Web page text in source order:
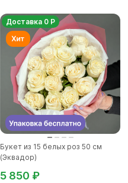
Доставка 0 Р
Букет из 15 белых роз 50 см
(Эквадор)
5 850 ₽